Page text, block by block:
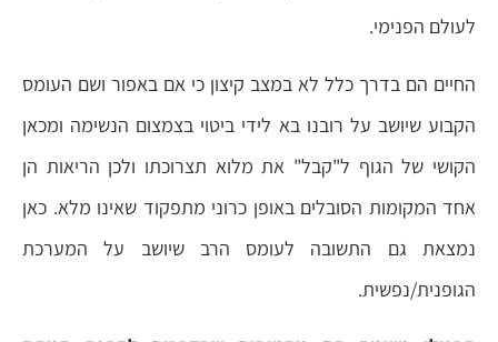
לעולם הפנימי.
החיים הם בדרך כלל לא במצב קיצון כי אם באפור ושם העומס
הקבוע שיושב על רובנו בא לידי ביטוי בצמצום הנשימה ומכאן
הקושי של הגוף ל"קבל" את מלוא תצרוכתו ולכן הריאות הן
אחד המקומות הסובלים באופן כרוני מתפקוד שאינו מלא. כאן
נמצאת גם התשובה לעומס הרב שיושב על המערכת
הגופנית/נפשית.